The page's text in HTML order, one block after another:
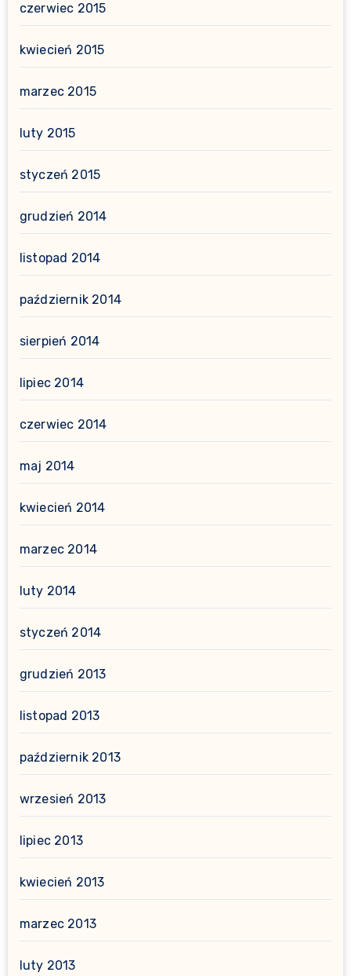
czerwiec 2015
kwiecień 2015
marzec 2015
luty 2015
styczeń 2015
grudzień 2014
listopad 2014
październik 2014
sierpień 2014
lipiec 2014
czerwiec 2014
maj 2014
kwiecień 2014
marzec 2014
luty 2014
styczeń 2014
grudzień 2013
listopad 2013
październik 2013
wrzesień 2013
lipiec 2013
kwiecień 2013
marzec 2013
luty 2013